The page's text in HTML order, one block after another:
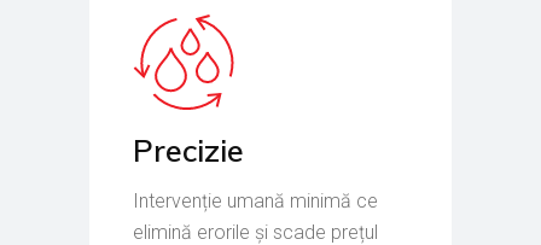
Precizie
Intervenție umană minimă ce
elimină erorile și scade prețul